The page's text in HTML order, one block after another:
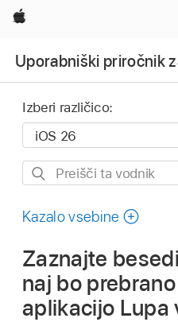
Apple
Uporabniški priročnik
Izberi različico:
Preišči
vodnik
Kazalo vsebine
Zaznajte
naj bo
aplikacijo Lupa